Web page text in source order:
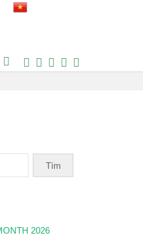
Viện Thú Y PetCare
2026